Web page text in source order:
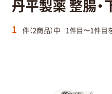
丹平製薬 整腸・
1 件（2商品）中 1件目〜1件目